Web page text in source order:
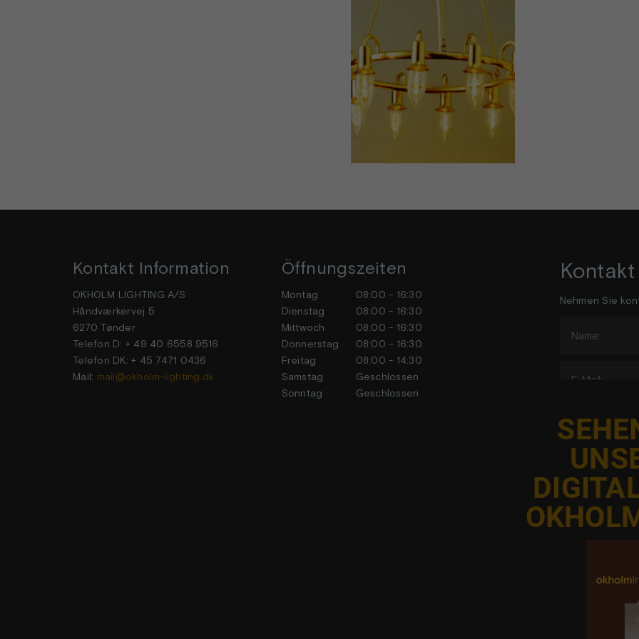
Kontakt Information
OKHOLM LIGHTING A/S
Håndværkervej 5
6270 Tønder
Telefon D: + 49 40 6558 9516
Telefon DK: + 45 7471 0436
Mail: mail@okholm-lighting.dk
Öffnungszeiten
Montag
08:00 - 16:30
Dienstag
08:00 - 16:30
Mittwoch
08:00 - 16:30
Donnerstag
08:00 - 16:30
Freitag
08:00 - 14:30
Samstag
Geschlossen
Sonntag
Geschlossen
Kontakt
Nehmen Sie